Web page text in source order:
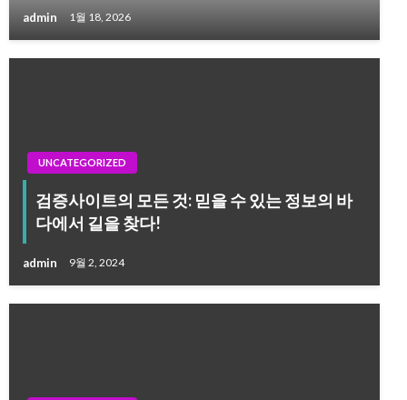
admin 1월 18, 2026
UNCATEGORIZED
검증사이트의 모든 것: 믿을 수 있는 정보의 바
다에서 길을 찾다!
admin 9월 2, 2024